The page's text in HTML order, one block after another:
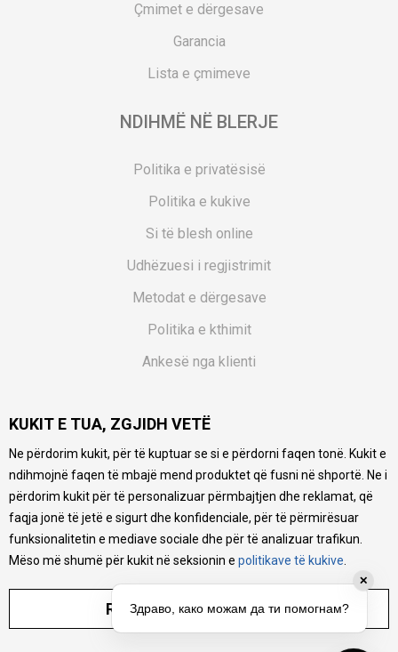
Çmimet e dërgesave
Garancia
Lista e çmimeve
NDIHMË NË BLERJE
Politika e privatësisë
Politika e kukive
Si të blesh online
Udhëzuesi i regjistrimit
Metodat e dërgesave
Politika e kthimit
Ankesë nga klienti
Pyetjet më të shpeshta
Ne bëjmë çmos që të ofrojmë një përshkrim sa më të saktë
të produkteve tona, ofrojmë edhe foto e çmimin, por nuk
mund të garantojmë që informacioni është i plotë e pa
gabime. Të gjitha produktet janë pjesë e portfolios sonë, por
kjo nuk do të thotë se janë në gjendje në çdo çast.
KUKIT E TUA, ZGJIDH VETË
Ne përdorim kukit, për të kuptuar se si e përdorni faqen tonë. Kukit e
ndihmojnë faqen të mbajë mend produktet që fusni në shportë. Ne i
përdorim kukit për të personalizuar përmbajtjen dhe reklamat, që
faqja jonë të jetë e sigurt dhe konfidenciale, për të përmirësuar
funksionalitetin e mediave sociale dhe për të analizuar trafikun.
Mëso më shumë për kukit në seksionin e politikave të kukive
RREGULLO PARAMETRAT
✕
Здраво, како можам да ти помогнам?